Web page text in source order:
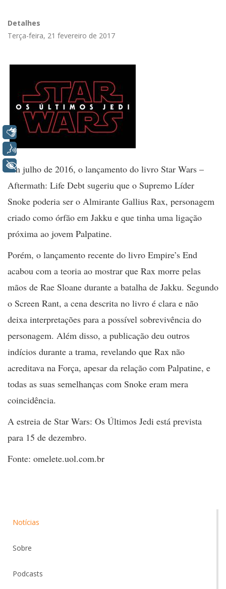
Detalhes
Terça-feira, 21 fevereiro de 2017
Em julho de 2016, o lançamento do livro Star Wars –
Aftermath: Life Debt sugeriu que o Supremo Líder
Snoke poderia ser o Almirante Gallius Rax, personagem
criado como órfão em Jakku e que tinha uma ligação
próxima ao jovem Palpatine.
Porém, o lançamento recente do livro Empire’s End
acabou com a teoria ao mostrar que Rax morre pelas
mãos de Rae Sloane durante a batalha de Jakku. Segundo
o Screen Rant, a cena descrita no livro é clara e não
deixa interpretações para a possível sobrevivência do
personagem. Além disso, a publicação deu outros
indícios durante a trama, revelando que Rax não
acreditava na Força, apesar da relação com Palpatine, e
todas as suas semelhanças com Snoke eram mera
coincidência.
A estreia de Star Wars: Os Últimos Jedi está prevista
para 15 de dezembro.
Fonte: omelete.uol.com.br
Notícias
Sobre
Podcasts
Libras
Voz
+ Acessibilidade